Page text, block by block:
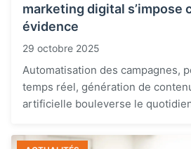
marketing digital s’impose
évidence
29 octobre 2025
Automatisation des campagnes,
temps réel, génération de
artificielle bouleverse le